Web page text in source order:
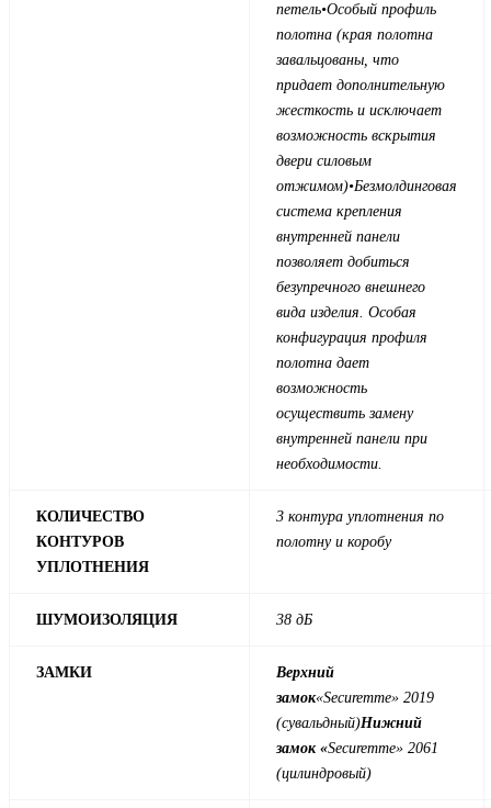
петель•Особый профиль
полотна (края полотна
завальцованы, что
придает дополнительную
жесткость и исключает
возможность вскрытия
двери силовым
отжимом)•Безмолдинговая
система крепления
внутренней панели
позволяет добиться
безупречного внешнего
вида изделия. Особая
конфигурация профиля
полотна дает
возможность
осуществить замену
внутренней панели при
необходимости.
КОЛИЧЕСТВО
КОНТУРОВ
УПЛОТНЕНИЯ
3 контура уплотнения по
полотну и коробу
ШУМОИЗОЛЯЦИЯ 38 дБ
ЗАМКИ
Верхний
замок«Securemme» 2019
(сувальдный)Нижний
замок «Securemme» 2061
(цилиндровый)